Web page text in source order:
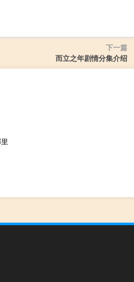
下一篇
而立之年剧情分集介绍